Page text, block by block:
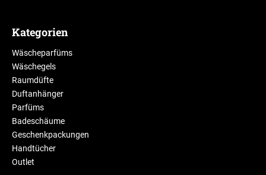
Kategorien
Wäscheparfüms
Wäschegels
Raumdüfte
Duftanhänger
Parfüms
Badeschäume
Geschenkpackungen
Handtücher
Outlet